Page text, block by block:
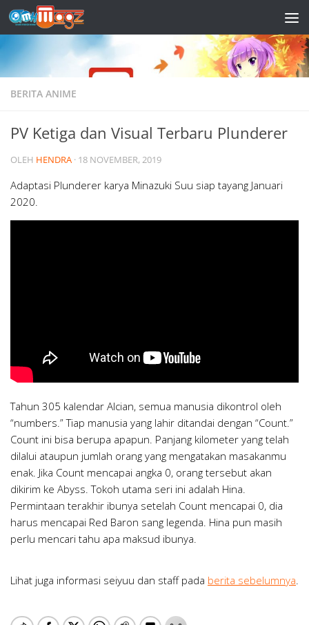
Skip to content
BERITA ANIME
PV Ketiga dan Visual Terbaru Plunderer
OLEH HENDRA · 18 NOVEMBER, 2019
Adaptasi Plunderer karya Minazuki Suu siap tayang Januari
2020.
Tahun 305 kalendar Alcian, semua manusia dikontrol oleh
“numbers.” Tiap manusia yang lahir ditandai dengan “Count.”
Count ini bisa berupa apapun. Panjang kilometer yang telah
dilalui ataupun jumlah orang yang mengatakan masakanmu
enak. Jika Count mencapai angka 0, orang tersebut akan
dikirim ke Abyss. Tokoh utama seri ini adalah Hina.
Permintaan terakhir ibunya setelah Count mencapai 0, dia
harus mencapai Red Baron sang legenda. Hina pun masih
perlu mencari tahu apa maksud ibunya.
Lihat juga informasi seiyuu dan staff pada berita sebelumnya.